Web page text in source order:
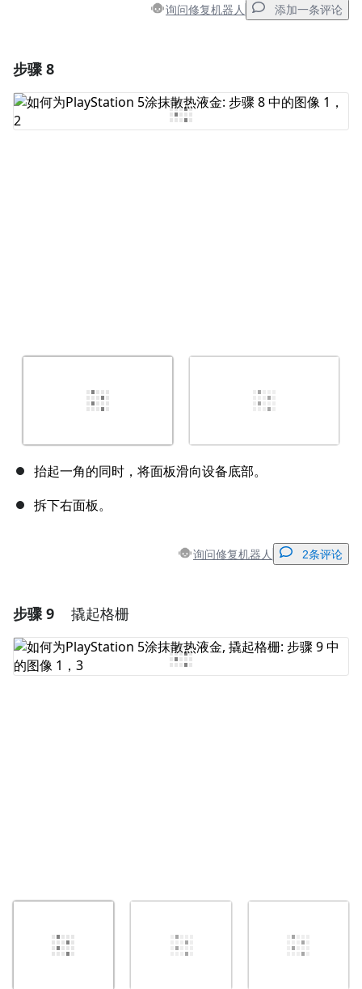
询问修复机器人 添加一条评论
添加评论
步骤 8
抬起一角的同时，将面板滑向设备底部。
拆下右面板。
询问修复机器人 2条评论
添加评论
步骤 9 撬起格栅